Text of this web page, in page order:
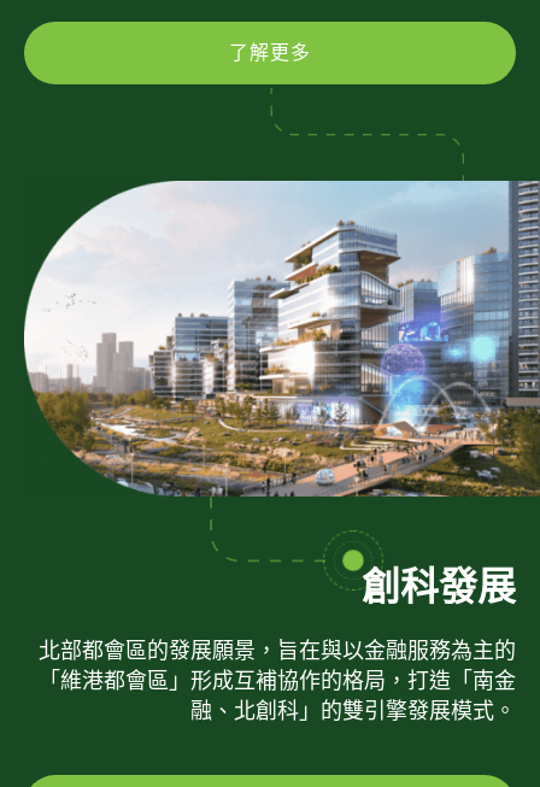
了解更多
創科發展
北部都會區的發展願景，旨在與以金融服務為主的
「維港都會區」形成互補協作的格局，打造「南金
融、北創科」的雙引擎發展模式。